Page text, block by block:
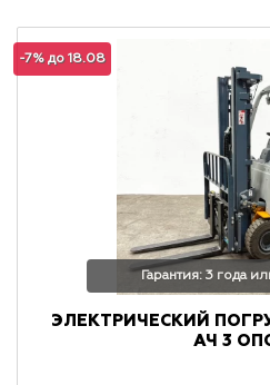
-7% до 18.08
Гарантия: 3 года
ЭЛЕКТРИЧЕСКИЙ
АЧ 3